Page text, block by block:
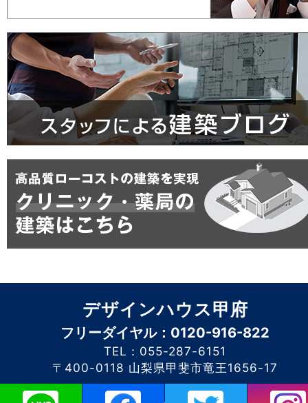
デザインハウス甲府
フリーダイヤル：0120-916-822
TEL：055-287-6151
〒400-0118 山梨県甲斐市竜王1656-17
このホームページに掲載されるコンテンツの無断転載を禁止いたします。デザイン